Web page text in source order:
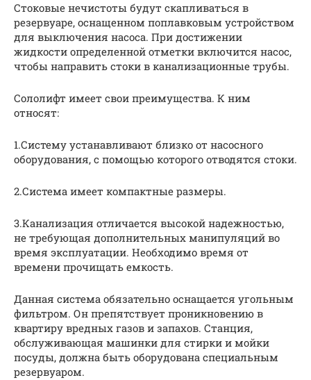
Стоковые нечистоты будут скапливаться в
резервуаре, оснащенном поплавковым устройством
для выключения насоса. При достижении
жидкости определенной отметки включится насос,
чтобы направить стоки в канализационные трубы.
Сололифт имеет свои преимущества. К ним
относят:
1.Систему устанавливают близко от насосного
оборудования, с помощью которого отводятся стоки.
2.Система имеет компактные размеры.
3.Канализация отличается высокой надежностью,
не требующая дополнительных манипуляций во
время эксплуатации. Необходимо время от
времени прочищать емкость.
Данная система обязательно оснащается угольным
фильтром. Он препятствует проникновению в
квартиру вредных газов и запахов. Станция,
обслуживающая машинки для стирки и мойки
посуды, должна быть оборудована специальным
резервуаром.